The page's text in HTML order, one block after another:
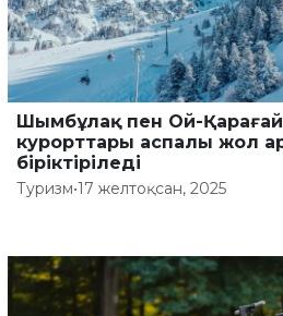
Шымбұлақ пен Ой-Қарағай
курорттары аспалы жол
біріктіріледі
Туризм•17 желтоқсан, 2025